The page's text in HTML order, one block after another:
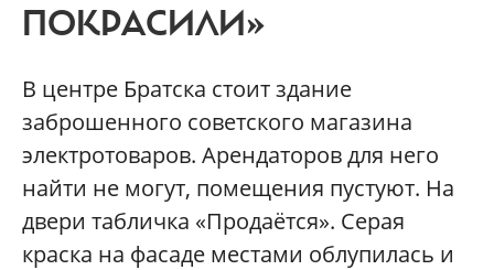
ПОКРАСИЛИ»
В центре Братска стоит здание
заброшенного советского магазина
электротоваров. Арендаторов для него
найти не могут, помещения пустуют. На
двери табличка «Продаётся». Серая
краска на фасаде местами облупилась и